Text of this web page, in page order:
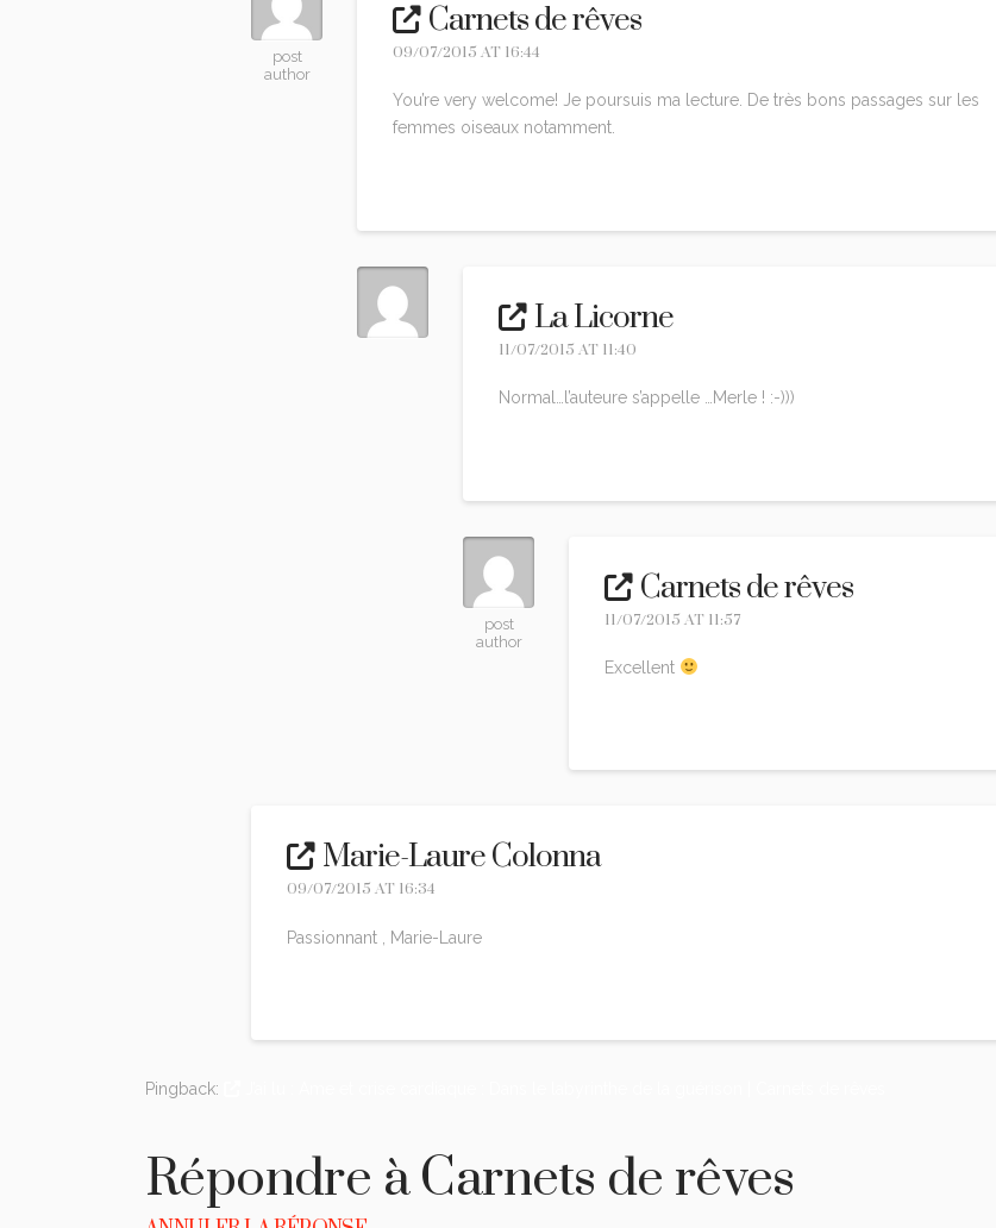
post
author
Carnets de rêves
09/07/2015 AT 16:44
You’re very welcome! Je poursuis ma lecture. De très bons passages sur les
femmes oiseaux notamment.
La Licorne
11/07/2015 AT 11:40
Normal…l’auteure s’appelle …Merle ! :-)))
post
author
Carnets de rêves
11/07/2015 AT 11:57
Excellent
Marie-Laure Colonna
09/07/2015 AT 16:34
Passionnant , Marie-Laure
Pingback:
Répondre àCarnets de rêves